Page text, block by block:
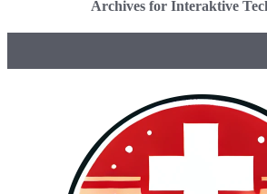
Archives for Interaktive